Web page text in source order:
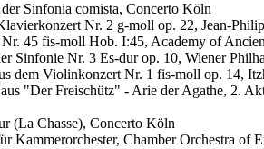
Sinfonia comista, Concerto Köln
Nr. 2 g-moll op. 22, Jean-
Nr. 45 fis-moll Hob. I:45, Academy of
Sinfonie Nr. 3 Es-dur op. 10, Wiener
dem Violinkonzert Nr. 1 fis-moll op. 14,
"Der Freischütz" - Arie der Agathe, 2.
(La Chasse), Concerto Köln
Kammerorchester, Chamber Orchestra of